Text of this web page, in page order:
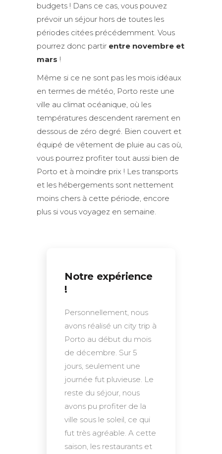
budgets ! Dans ce cas, vous pouvez
prévoir un séjour hors de toutes les
périodes citées précédemment. Vous
pourrez donc partir entre novembre et
mars !
Même si ce ne sont pas les mois idéaux
en termes de météo, Porto reste une
ville au climat océanique, où les
températures descendent rarement en
dessous de zéro degré. Bien couvert et
équipé de vêtement de pluie au cas où,
vous pourrez profiter tout aussi bien de
Porto et à moindre prix ! Les transports
et les hébergements sont nettement
moins chers à cette période, encore
plus si vous voyagez en semaine.
Notre expérience
!
Personnellement, nous
avons réalisé un city trip à
Porto au début du mois
de décembre. Sur 5
jours, seulement une
journée fut pluvieuse. Le
reste du séjour, nous
avons pu profiter de la
ville sous le soleil, ce qui
fut très agréable. A cette
saison, les restaurants et